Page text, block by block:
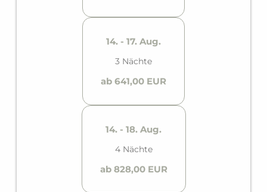
14. - 17. Aug.
3 Nächte
ab 641,00 EUR
14. - 18. Aug.
4 Nächte
ab 828,00 EUR